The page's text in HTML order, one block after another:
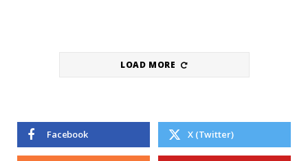
LOAD MORE
Facebook X (Twitter)